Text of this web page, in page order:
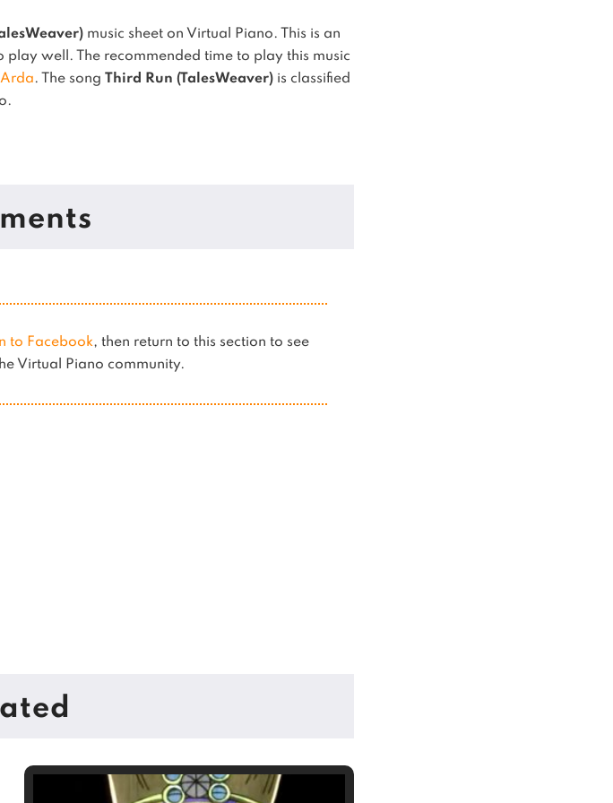
music sheet on Virtual Piano.
This is an
play well.
The recommended time to play this music
Arda. The song Third Run (TalesWeaver)is classified
to Facebook, then return to this section to see
Virtual Piano community.